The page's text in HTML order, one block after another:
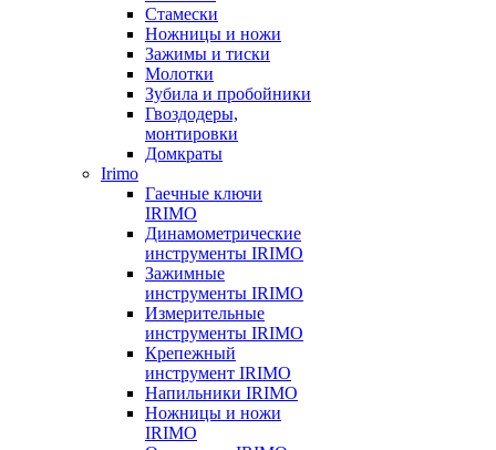
Стамески
Ножницы и ножи
Зажимы и тиски
Молотки
Зубила и пробойники
Гвоздодеры,
монтировки
Домкраты
Irimo
Гаечные ключи
IRIMO
Динамометрические
инструменты IRIMO
Зажимные
инструменты IRIMO
Измерительные
инструменты IRIMO
Крепежный
инструмент IRIMO
Напильники IRIMO
Ножницы и ножи
IRIMO